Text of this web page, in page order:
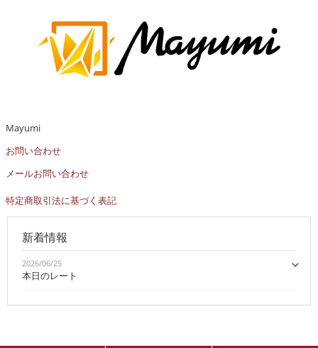
Mayumi
お問い合わせ
メールお問い合わせ
特定商取引法に基づく表記
新着情報
2026/06/25
本日のレート